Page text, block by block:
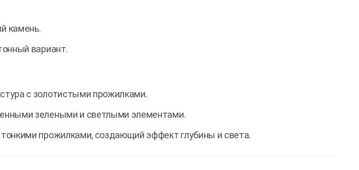
камень.
вариант.
с золотистыми прожилками.
зелеными и светлыми элементами.
прожилками, создающий эффект глубины и света.